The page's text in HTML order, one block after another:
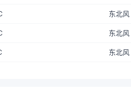
东北风
东北风
东北风